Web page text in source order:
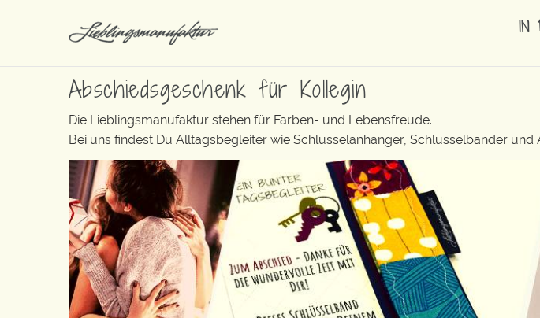
IN
Abschiedsgeschenk für Kollegin
Die Lieblingsmanufaktur stehen für Farben- und Lebensfreude.
Bei uns findest Du Alltagsbegleiter wie Schlüsselanhänger, Schlüsselbänder